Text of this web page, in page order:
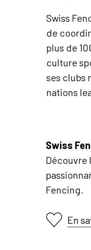
Swiss
de
plus de
culture
ses clubs
nations
Swiss
Découvre
Fencing.
En